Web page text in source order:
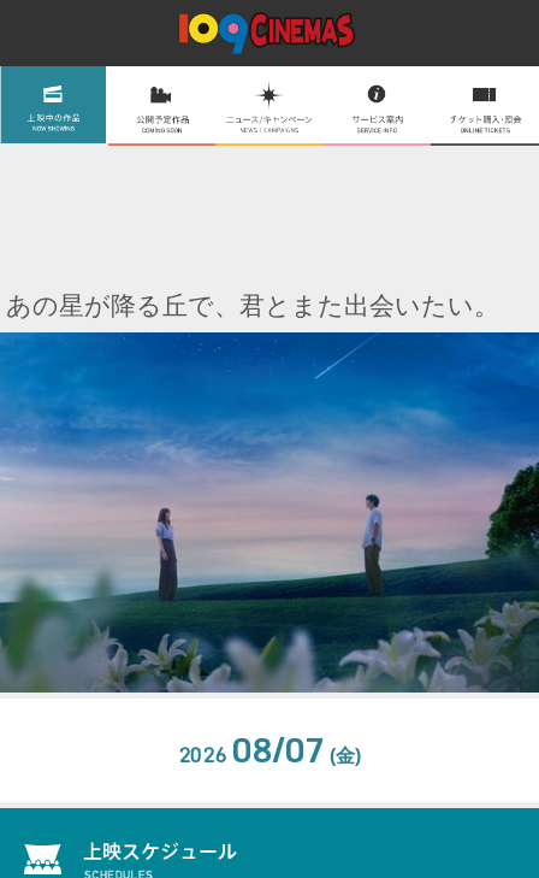
あの星が降る丘で、君とまた出会いたい。
2026 08/07 (金)